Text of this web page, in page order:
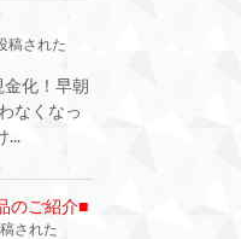
稿された
金化！早朝
なくなっ
...
のご紹介■
された